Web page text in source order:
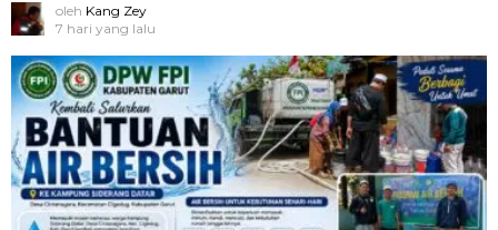
oleh Kang Zey
7 hari yang lalu